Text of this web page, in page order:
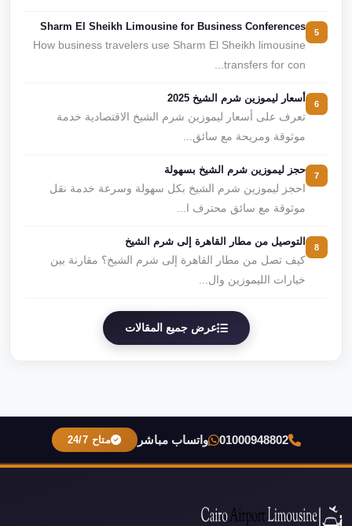
Sharm El Sheikh Limousine for Business Conferences
How business travelers use Sharm El Sheikh limousine
transfers for con...
أسعار ليموزين شرم الشيخ 2025
تعرف على أسعار ليموزين شرم الشيخ الاقتصادية خدمة
موثوقة ومريحة مع سائق...
حجز ليموزين شرم الشيخ بسهولة
احجز ليموزين شرم الشيخ بكل سهولة وسرعة خدمة نقل
موثوقة مع سائق محترف ا...
التوصيل من مطار القاهرة إلى شرم الشيخ
كيف تصل من مطار القاهرة إلى شرم الشيخ؟ مقارنة بين
خيارات الليموزين وال...
عرض جميع المقالات
01000948802 واتساب مباشر متاح 24/7